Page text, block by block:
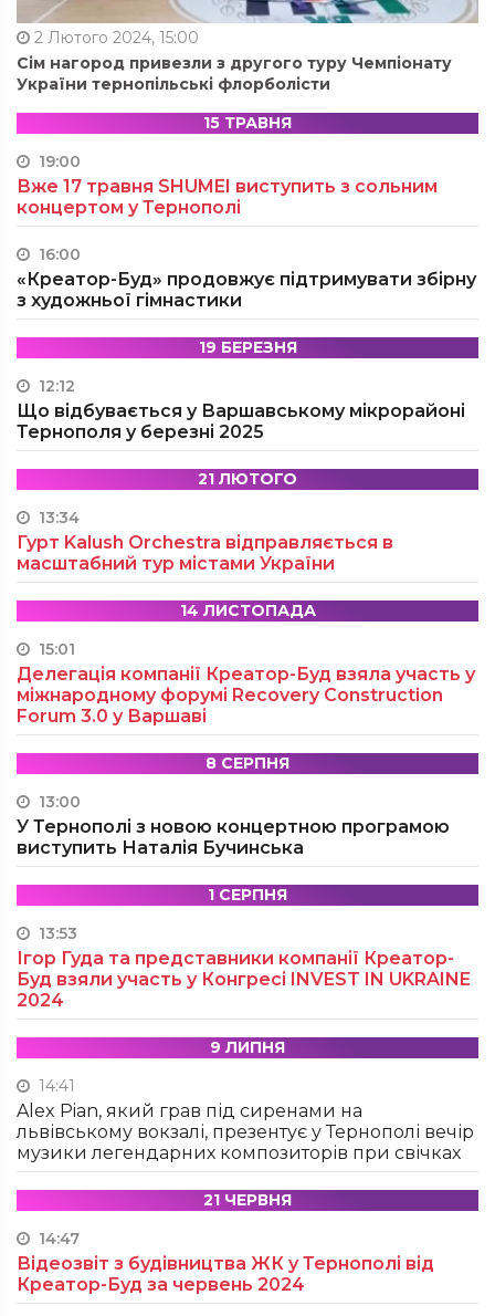
2 Лютого 2024, 15:00
Сім нагород привезли з другого туру Чемпіонату
України тернопільські флорболісти
15 ТРАВНЯ
19:00
Вже 17 травня SHUMEI виступить з сольним
концертом у Тернополі
16:00
«Креатор-Буд» продовжує підтримувати збірну
з художньої гімнастики
19 БЕРЕЗНЯ
12:12
Що відбувається у Варшавському мікрорайоні
Тернополя у березні 2025
21 ЛЮТОГО
13:34
Гурт Kalush Orchestra відправляється в
масштабний тур містами України
14 ЛИСТОПАДА
15:01
Делегація компанії Креатор-Буд взяла участь у
міжнародному форумі Recovery Construction
Forum 3.0 у Варшаві
8 СЕРПНЯ
13:00
У Тернополі з новою концертною програмою
виступить Наталія Бучинська
1 СЕРПНЯ
13:53
Ігор Гуда та представники компанії Креатор-
Буд взяли участь у Конгресі INVEST IN UKRAINE
2024
9 ЛИПНЯ
14:41
Alex Pian, який грав під сиренами на
львівському вокзалі, презентує у Тернополі вечір
музики легендарних композиторів при свічках
21 ЧЕРВНЯ
14:47
Відеозвіт з будівництва ЖК у Тернополі від
Креатор-Буд за червень 2024